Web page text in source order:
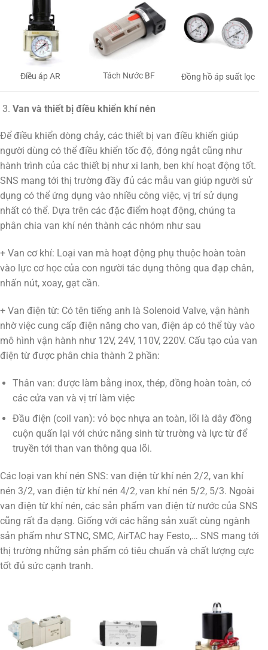
Điều áp AR Tách Nước BF Đồng hồ áp suất lọc
Van và thiết bị điều khiển khí nén
Để điều khiển dòng chảy, các thiết bị van điều khiển giúp
người dùng có thể điều khiển tốc độ, đóng ngắt cũng như
hành trình của các thiết bị như xi lanh, ben khí hoạt động tốt.
SNS mang tới thị trường đầy đủ các mẫu van giúp người sử
dụng có thể ứng dụng vào nhiều công việc, vị trí sử dụng
nhất có thể. Dựa trên các đặc điểm hoạt động, chúng ta
phân chia van khí nén thành các nhóm như sau
+ Van cơ khí: Loại van mà hoạt động phụ thuộc hoàn toàn
vào lực cơ học của con người tác dụng thông qua đạp chân,
nhấn nút, xoay, gạt cần.
+ Van điện từ: Có tên tiếng anh là Solenoid Valve, vận hành
nhờ việc cung cấp điện năng cho van, điện áp có thể tùy vào
mô hình vận hành như 12V, 24V, 110V, 220V. Cấu tạo của van
điện từ được phân chia thành 2 phần:
Thân van: được làm bằng inox, thép, đồng hoàn toàn, có
các cửa van và vị trí làm việc
Đầu điện (coil van): vỏ bọc nhựa an toàn, lõi là dây đồng
cuộn quấn lại với chức năng sinh từ trường và lực từ để
truyền tới than van thông qua lõi.
Các loại van khí nén SNS: van điện từ khí nén 2/2, van khí
nén 3/2, van điện từ khí nén 4/2, van khí nén 5/2, 5/3. Ngoài
van điện từ khí nén, các sản phẩm van điện từ nước của SNS
cũng rất đa dạng. Giống với các hãng sản xuất cùng ngành
sản phẩm như STNC, SMC, AirTAC hay Festo,… SNS mang tới
thị trường những sản phẩm có tiêu chuẩn và chất lượng cực
tốt đủ sức cạnh tranh.